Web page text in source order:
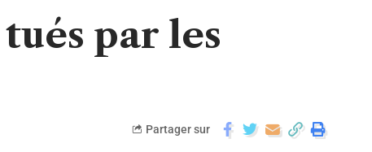
par les
Partager sur